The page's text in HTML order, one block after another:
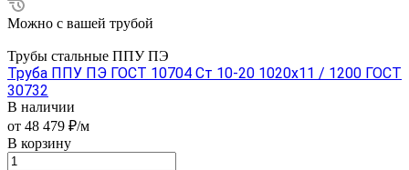
Можно с вашей трубой
Трубы стальные ППУ ПЭ
Труба ППУ ПЭ ГОСТ 10704 Ст 10-20 1020x11 / 1200 ГОСТ
30732
В наличии
от 48 479 ₽/м
В корзину